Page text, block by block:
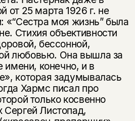
от 25 марта 1926 г. не
«“Сестра моя жизнь” была
Стихия объективности
бессонной,
любовью. Она вышла за
имени, конечно, и в
которая задумывалась
Хармс писал про
только косвенно
Сергей Листопад,